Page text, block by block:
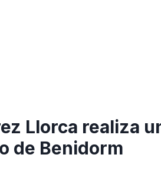
Llorca realiza
de Benidorm